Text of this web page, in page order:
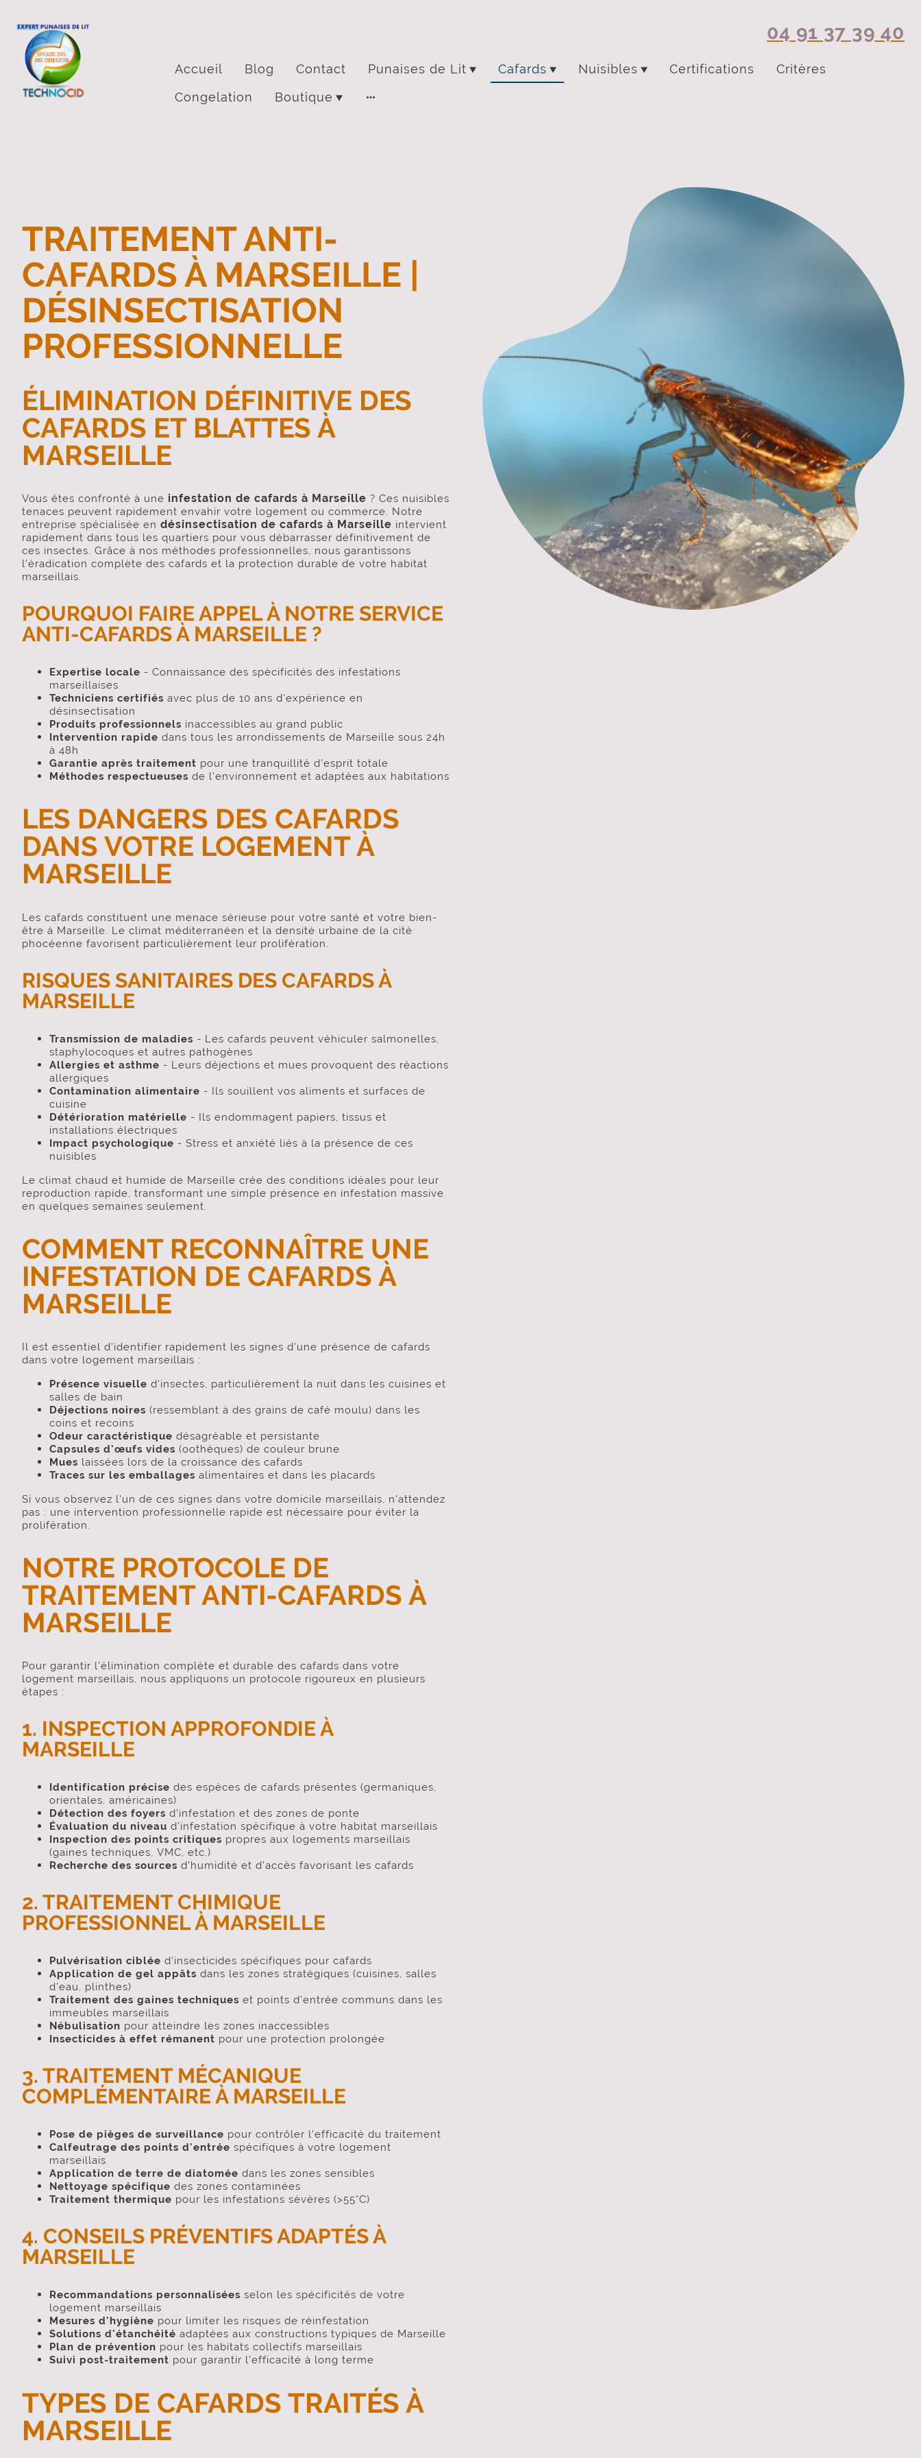
04 91 37 39 40
Accueil Blog Contact Punaises de Lit Cafards Nuisibles Certifications
Critères
Congelation
Boutique
TRAITEMENT ANTI-
CAFARDS À MARSEILLE |
DÉSINSECTISATION
PROFESSIONNELLE
ÉLIMINATION DÉFINITIVE DES
CAFARDS ET BLATTES À
MARSEILLE
Vous êtes confronté à une infestation de cafards à Marseille ? Ces nuisibles
tenaces peuvent rapidement envahir votre logement ou commerce. Notre
entreprise spécialisée en désinsectisation de cafards à Marseille intervient
rapidement dans tous les quartiers pour vous débarrasser définitivement de
ces insectes. Grâce à nos méthodes professionnelles, nous garantissons
l'éradication complète des cafards et la protection durable de votre habitat
marseillais.
POURQUOI FAIRE APPEL À NOTRE SERVICE
ANTI-CAFARDS À MARSEILLE ?
Expertise locale - Connaissance des spécificités des infestations
marseillaises
Techniciens certifiés avec plus de 10 ans d'expérience en
désinsectisation
Produits professionnels inaccessibles au grand public
Intervention rapide dans tous les arrondissements de Marseille sous 24h
à 48h
Garantie après traitement pour une tranquillité d'esprit totale
Méthodes respectueuses de l'environnement et adaptées aux habitations
LES DANGERS DES CAFARDS
DANS VOTRE LOGEMENT À
MARSEILLE
Les cafards constituent une menace sérieuse pour votre santé et votre bien-
être à Marseille. Le climat méditerranéen et la densité urbaine de la cité
phocéenne favorisent particulièrement leur prolifération.
RISQUES SANITAIRES DES CAFARDS À
MARSEILLE
Transmission de maladies - Les cafards peuvent véhiculer salmonelles,
staphylocoques et autres pathogènes
Allergies et asthme - Leurs déjections et mues provoquent des réactions
allergiques
Contamination alimentaire - Ils souillent vos aliments et surfaces de
cuisine
Détérioration matérielle - Ils endommagent papiers, tissus et
installations électriques
Impact psychologique - Stress et anxiété liés à la présence de ces
nuisibles
Le climat chaud et humide de Marseille crée des conditions idéales pour leur
reproduction rapide, transformant une simple présence en infestation massive
en quelques semaines seulement.
COMMENT RECONNAÎTRE UNE
INFESTATION DE CAFARDS À
MARSEILLE
Il est essentiel d'identifier rapidement les signes d'une présence de cafards
dans votre logement marseillais :
Présence visuelle d'insectes, particulièrement la nuit dans les cuisines et
salles de bain
Déjections noires (ressemblant à des grains de café moulu) dans les
coins et recoins
Odeur caractéristique désagréable et persistante
Capsules d'œufs vides (oothèques) de couleur brune
Mues laissées lors de la croissance des cafards
Traces sur les emballages alimentaires et dans les placards
Si vous observez l'un de ces signes dans votre domicile marseillais, n'attendez
pas : une intervention professionnelle rapide est nécessaire pour éviter la
prolifération.
NOTRE PROTOCOLE DE
TRAITEMENT ANTI-CAFARDS À
MARSEILLE
Pour garantir l'élimination complète et durable des cafards dans votre
logement marseillais, nous appliquons un protocole rigoureux en plusieurs
étapes :
1. INSPECTION APPROFONDIE À
MARSEILLE
Identification précise des espèces de cafards présentes (germaniques,
orientales, américaines)
Détection des foyers d'infestation et des zones de ponte
Évaluation du niveau d'infestation spécifique à votre habitat marseillais
Inspection des points critiques propres aux logements marseillais
(gaines techniques, VMC, etc.)
Recherche des sources d'humidité et d'accès favorisant les cafards
2. TRAITEMENT CHIMIQUE
PROFESSIONNEL À MARSEILLE
Pulvérisation ciblée d'insecticides spécifiques pour cafards
Application de gel appâts dans les zones stratégiques (cuisines, salles
d'eau, plinthes)
Traitement des gaines techniques et points d'entrée communs dans les
immeubles marseillais
Nébulisation pour atteindre les zones inaccessibles
Insecticides à effet rémanent pour une protection prolongée
3. TRAITEMENT MÉCANIQUE
COMPLÉMENTAIRE À MARSEILLE
Pose de pièges de surveillance pour contrôler l'efficacité du traitement
Calfeutrage des points d'entrée spécifiques à votre logement
marseillais
Application de terre de diatomée dans les zones sensibles
Nettoyage spécifique des zones contaminées
Traitement thermique pour les infestations sévères (>55°C)
4. CONSEILS PRÉVENTIFS ADAPTÉS À
MARSEILLE
Recommandations personnalisées selon les spécificités de votre
logement marseillais
Mesures d'hygiène pour limiter les risques de réinfestation
Solutions d'étanchéité adaptées aux constructions typiques de Marseille
Plan de prévention pour les habitats collectifs marseillais
Suivi post-traitement pour garantir l'efficacité à long terme
TYPES DE CAFARDS TRAITÉS À
MARSEILLE